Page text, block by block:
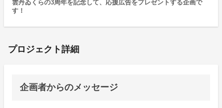
雲丹ゐくらの3周年を記念して、応援広告をプレゼントする企画で
す！
プロジェクト詳細
企画者からのメッセージ